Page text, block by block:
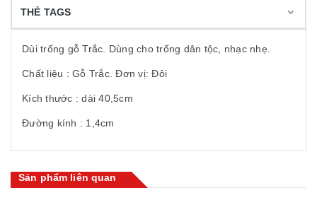
THẺ TAGS
Dùi trống gỗ Trắc. Dùng cho trống dân tộc, nhạc nhẹ.
Chất liệu : Gỗ Trắc. Đơn vị: Đôi
Kích thước : dài 40,5cm
Đường kính : 1,4cm
Sản phẩm liên quan